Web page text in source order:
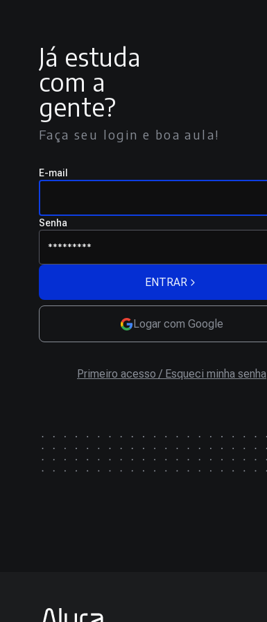
Já estuda
com a
gente?
Faça seu login e boa aula!
E-mail
Senha
ENTRAR
Logar com Google
Primeiro acesso / Esqueci minha senha